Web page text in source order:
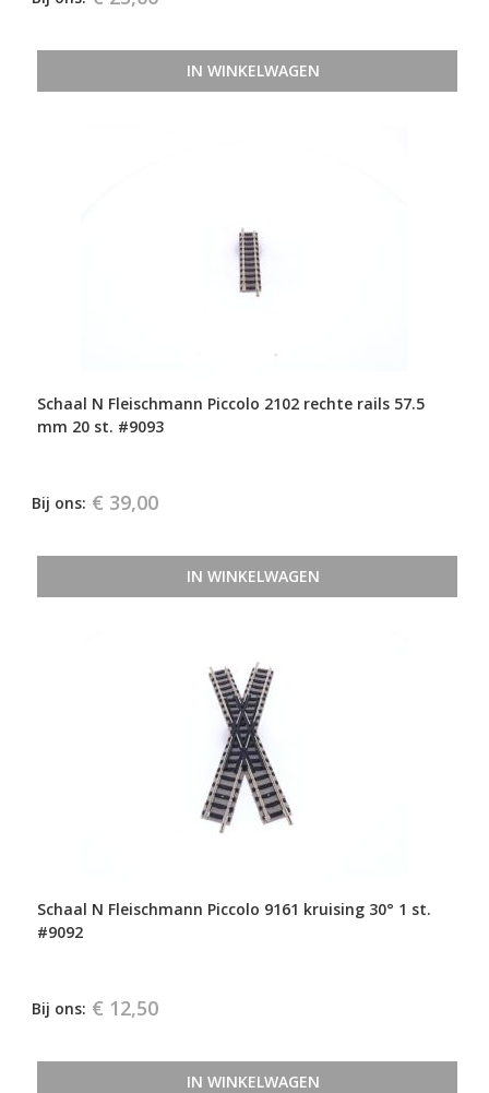
IN WINKELWAGEN
Schaal N Fleischmann Piccolo 2102 rechte rails 57.5
mm 20 st. #9093
Bij ons: € 39,00
IN WINKELWAGEN
Schaal N Fleischmann Piccolo 9161 kruising 30° 1 st.
#9092
Bij ons: € 12,50
IN WINKELWAGEN